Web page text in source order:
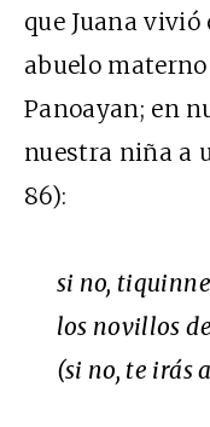
que Juana
abuelo
Panoayan; en
nuestra niña a
86):
si no,
los novillos
(si no, te irás